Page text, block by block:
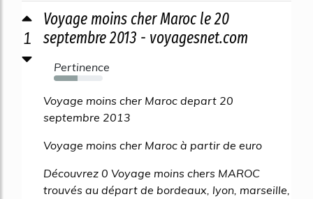
1
Voyage moins cher Maroc le 20
septembre 2013 - voyagesnet.com
Pertinence
48%
Voyage moins cher Maroc depart 20
septembre 2013
Voyage moins cher Maroc à partir de euro
Découvrez 0 Voyage moins chers MAROC
trouvés au départ de bordeaux, lyon, marseille,